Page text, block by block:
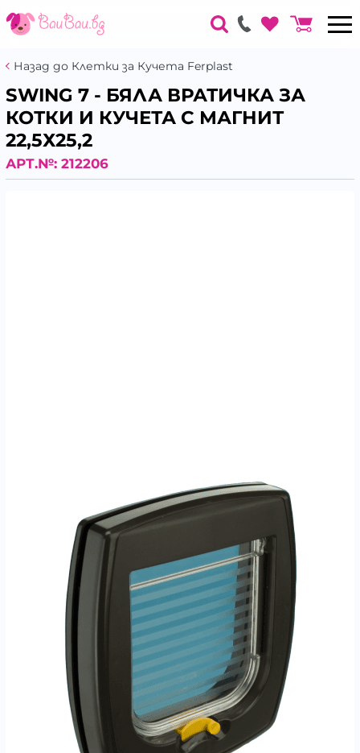
Назад до Клетки за Кучета Ferplast
SWING 7 - БЯЛА ВРАТИЧКА ЗА
КОТКИ И КУЧЕТА С МАГНИТ
22,5Х25,2
АРТ.№: 212206